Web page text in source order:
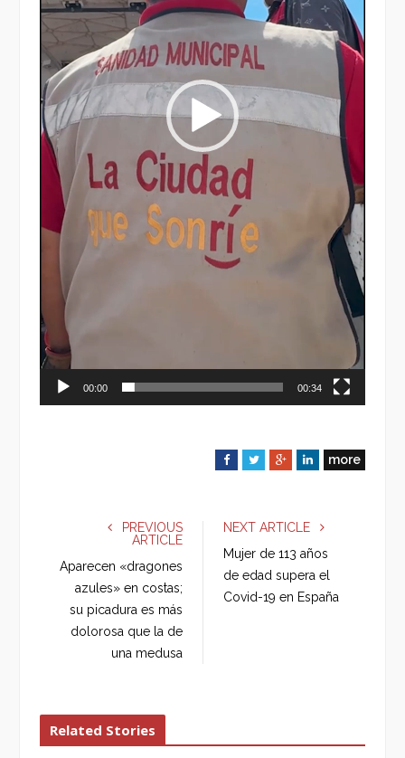
00:00 00:34
F
e
o
k
T
r
G
g
e
+
L
I
n
more
PREVIOUS
ARTICLE
Aparecen «dragones
azules» en costas;
su picadura es más
dolorosa que la de
una medusa
NEXT ARTICLE
Mujer de 113 años
de edad supera el
Covid-19 en España
Related Stories